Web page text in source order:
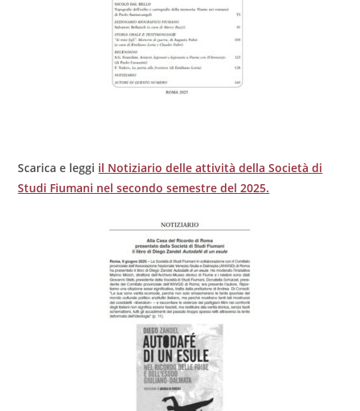
Scarica e leggi il Notiziario delle attività della Società di
Studi Fiumani nel secondo semestre del 2025.